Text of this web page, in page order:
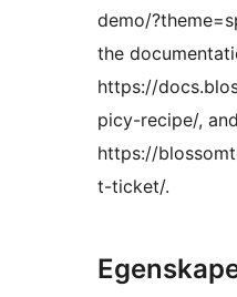
demo/
the
https://
picy-recipe/,
https://
t-ticket/.